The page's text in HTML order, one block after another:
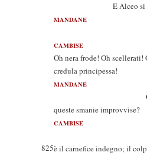
E Alceo si
MANDANE
CAMBISE
Oh nera frode! Oh scellerati!
credula principessa!
MANDANE
Onde, o
queste smanie improvvise?
CAMBISE
Alceo
825è il carnefice indegno; il